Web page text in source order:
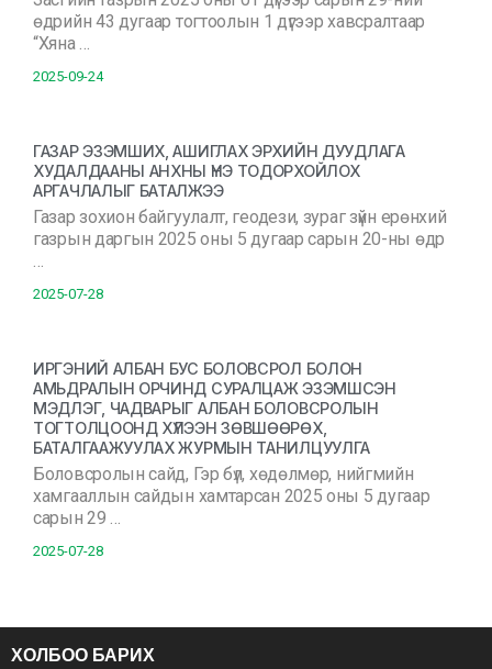
өдрийн 43 дугаар тогтоолын 1 дүгээр хавсралтаар
“Хяна …
2025-09-24
ГАЗАР ЭЗЭМШИХ, АШИГЛАХ ЭРХИЙН ДУУДЛАГА
ХУДАЛДААНЫ АНХНЫ ҮНЭ ТОДОРХОЙЛОХ
АРГАЧЛАЛЫГ БАТАЛЖЭЭ
Газар зохион байгуулалт, геодези, зураг зүйн ерөнхий
газрын даргын 2025 оны 5 дугаар сарын 20-ны өдр
…
2025-07-28
ИРГЭНИЙ АЛБАН БУС БОЛОВСРОЛ БОЛОН
АМЬДРАЛЫН ОРЧИНД СУРАЛЦАЖ ЭЗЭМШСЭН
МЭДЛЭГ, ЧАДВАРЫГ АЛБАН БОЛОВСРОЛЫН
ТОГТОЛЦООНД ХҮЛЭЭН ЗӨВШӨӨРӨХ,
БАТАЛГААЖУУЛАХ ЖУРМЫН ТАНИЛЦУУЛГА
Боловсролын сайд, Гэр бүл, хөдөлмөр, нийгмийн
хамгааллын сайдын хамтарсан 2025 оны 5 дугаар
сарын 29 …
2025-07-28
ХОЛБОО БАРИХ